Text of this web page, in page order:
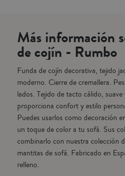
cama como para dar un toque de color
Más información
de cojín - Rumbo
Funda de cojín decorativa, tejido
moderno. Cierre de cremallera.
lados. Tejido de tacto cálido,
proporciona confort y estilo
Puedes usarlos como decoración
un toque de color a tu sofá. Sus
combinarlo con nuestra colección
mantitas de sofá. Fabricado en
relleno.